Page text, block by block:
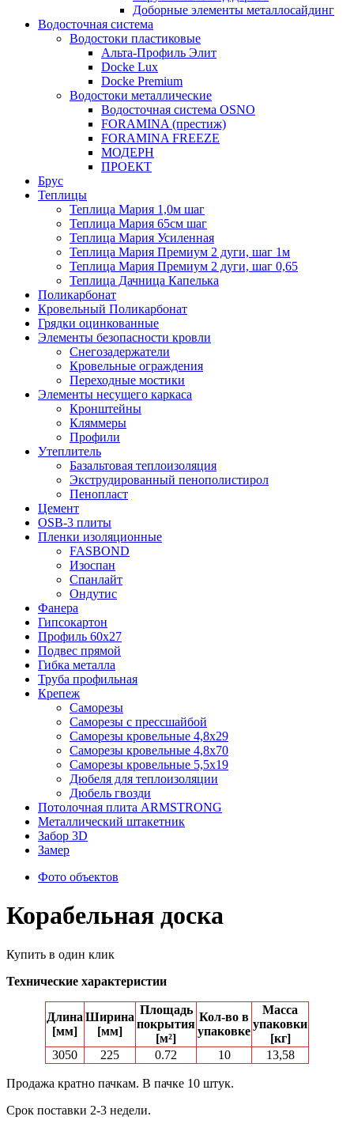
Доборные элементы металлосайдинг
Водосточная система
Водостоки пластиковые
Альта-Профиль Элит
Docke Lux
Docke Premium
Водостоки металлические
Водосточная система OSNO
FORAMINA (престиж)
FORAMINA FREEZE
МОДЕРН
ПРОЕКТ
Брус
Теплицы
Теплица Мария 1,0м шаг
Теплица Мария 65см шаг
Теплица Мария Усиленная
Теплица Мария Премиум 2 дуги, шаг 1м
Теплица Мария Премиум 2 дуги, шаг 0,65
Теплица Дачница Капелька
Поликарбонат
Кровельный Поликарбонат
Грядки оцинкованные
Элементы безопасности кровли
Снегозадержатели
Кровельные ограждения
Переходные мостики
Элементы несущего каркаса
Кронштейны
Кляммеры
Профили
Утеплитель
Базальтовая теплоизоляция
Экструдированный пенополистирол
Пенопласт
Цемент
OSB-3 плиты
Пленки изоляционные
FASBOND
Изоспан
Спанлайт
Ондутис
Фанера
Гипсокартон
Профиль 60х27
Подвес прямой
Гибка металла
Труба профильная
Крепеж
Саморезы
Саморезы с прессшайбой
Саморезы кровельные 4,8х29
Саморезы кровельные 4,8х70
Саморезы кровельные 5,5х19
Дюбеля для теплоизоляции
Дюбель гвозди
Потолочная плита ARMSTRONG
Металлический штакетник
Забор 3D
Замер
Фото объектов
Корабельная доска
Купить в один клик
Технические характеристии
Длина
[мм]
Ширина
[мм]
Площадь
покрытия
[м²]
Кол-вo в
упаковке
Масса
упаковки
[кг]
3050
225 0.72 10 13,58
Продажа кратно пачкам. В пачке 10 штук.
Срок поставки 2-3 недели.